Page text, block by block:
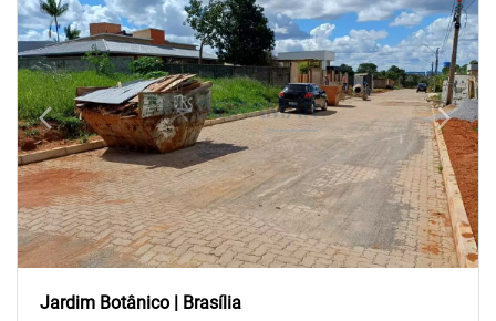
arrow_back_iosPrevious arrow_forward_iosNext
Jardim Botânico | Brasília